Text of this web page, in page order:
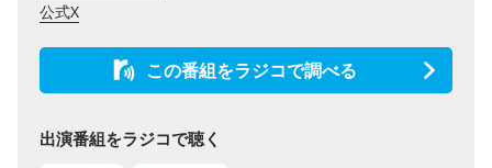
公式X
この番組をラジコで調べる
出演番組をラジコで聴く